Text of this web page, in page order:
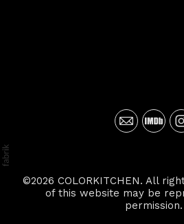
©2026 COLORKITCHEN. All
of this website may be
permission.